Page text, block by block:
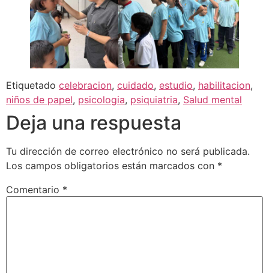
Etiquetado celebracion, cuidado, estudio, habilitacion,
niños de papel, psicologia, psiquiatria, Salud mental
Deja una respuesta
Tu dirección de correo electrónico no será publicada.
Los campos obligatorios están marcados con *
Comentario *